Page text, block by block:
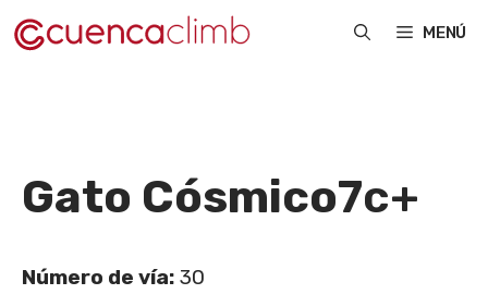
Saltar
al
MENÚ
Gato Cósmico7c+
Número de vía: 30